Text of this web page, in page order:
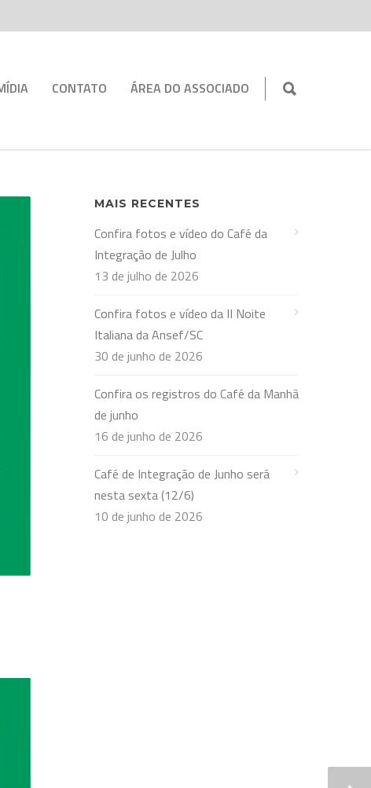
CONTATO ÁREA DO ASSOCIADO
MAIS RECENTES
Confira fotos e vídeo do Café da
Integração de Julho
13 de julho de 2026
Confira fotos e vídeo da II Noite
Italiana da Ansef/SC
30 de junho de 2026
Confira os registros do Café da Manhã
de junho
16 de junho de 2026
Café de Integração de Junho será
nesta sexta (12/6)
10 de junho de 2026